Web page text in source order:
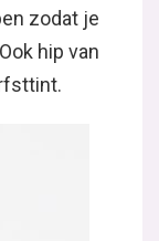
zodat je
hip van